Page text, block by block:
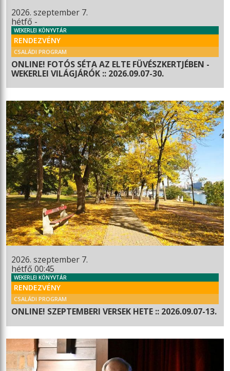
2026. szeptember 7.
hétfő -
WEKERLEI KÖNYVTÁR
RENDEZVÉNY
CSALÁDI PROGRAM
ONLINE! FOTÓS SÉTA AZ ELTE FÜVÉSZKERTJÉBEN -
WEKERLEI VILÁGJÁRÓK :: 2026.09.07-30.
2026. szeptember 7.
hétfő 00:45
WEKERLEI KÖNYVTÁR
RENDEZVÉNY
CSALÁDI PROGRAM
ONLINE! SZEPTEMBERI VERSEK HETE :: 2026.09.07-13.